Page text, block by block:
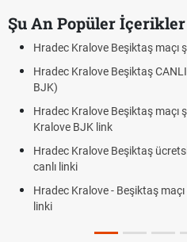
Şu An Popüler İçerikler
Hradec Kralove Beşiktaş maçı
Hradec Kralove Beşiktaş
BJK)
Hradec Kralove Beşiktaş maçı
Kralove BJK link
Hradec Kralove Beşiktaş
canlı linki
Hradec Kralove - Beşiktaş
linki